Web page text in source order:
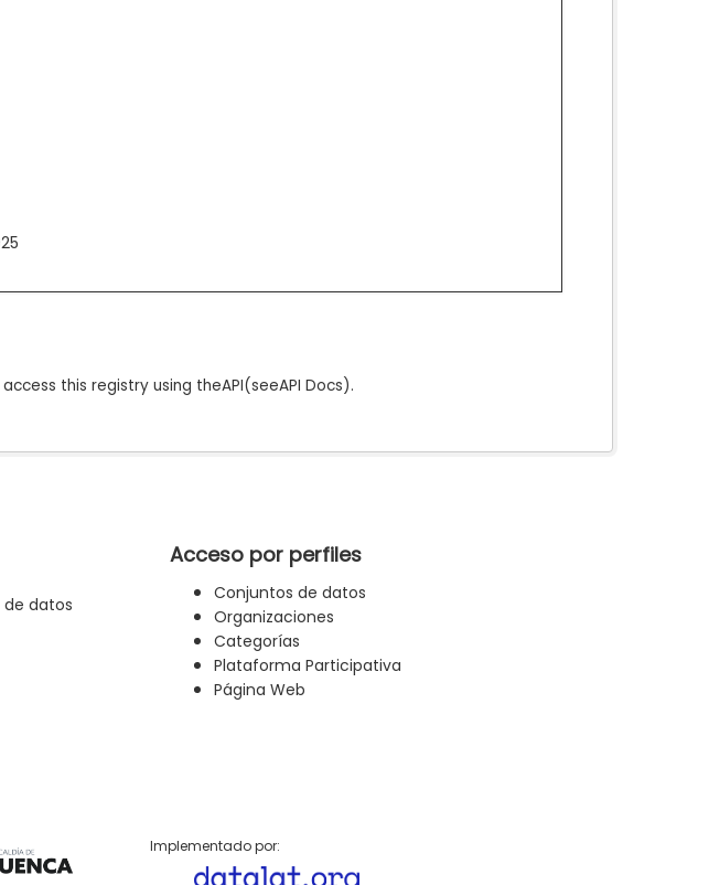
access this registry using theAPI(seeAPI Docs).
datos
Acceso por perfiles
Conjuntos de datos
Organizaciones
Categorías
Plataforma Participativa
Página Web
Implementado por: